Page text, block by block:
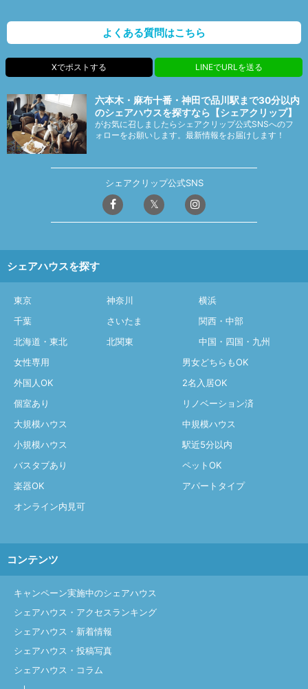
よくある質問はこちら
Xでポストする LINEでURLを送る
六本木・麻布十番・神田で品川駅まで30分以内
のシェアハウスを探すなら【シェアクリップ】
がお気に召しましたらシェアクリップ公式SNSへのフ
ォローをお願いします。最新情報をお届けします！
シェアクリップ公式SNS
シェアハウスを探す
東京 神奈川
横浜
千葉
さいたま
関西・中部
北海道・東北
北関東
中国・四国・九州
女性専用
男女どちらもOK
外国人OK
2名入居OK
個室あり
リノベーション済
大規模ハウス
中規模ハウス
小規模ハウス
駅近5分以内
バスタブあり
ペットOK
楽器OK
アパートタイプ
オンライン内見可
コンテンツ
キャンペーン実施中のシェアハウス
シェアハウス・アクセスランキング
シェアハウス・新着情報
シェアハウス・投稿写真
シェアハウス・コラム